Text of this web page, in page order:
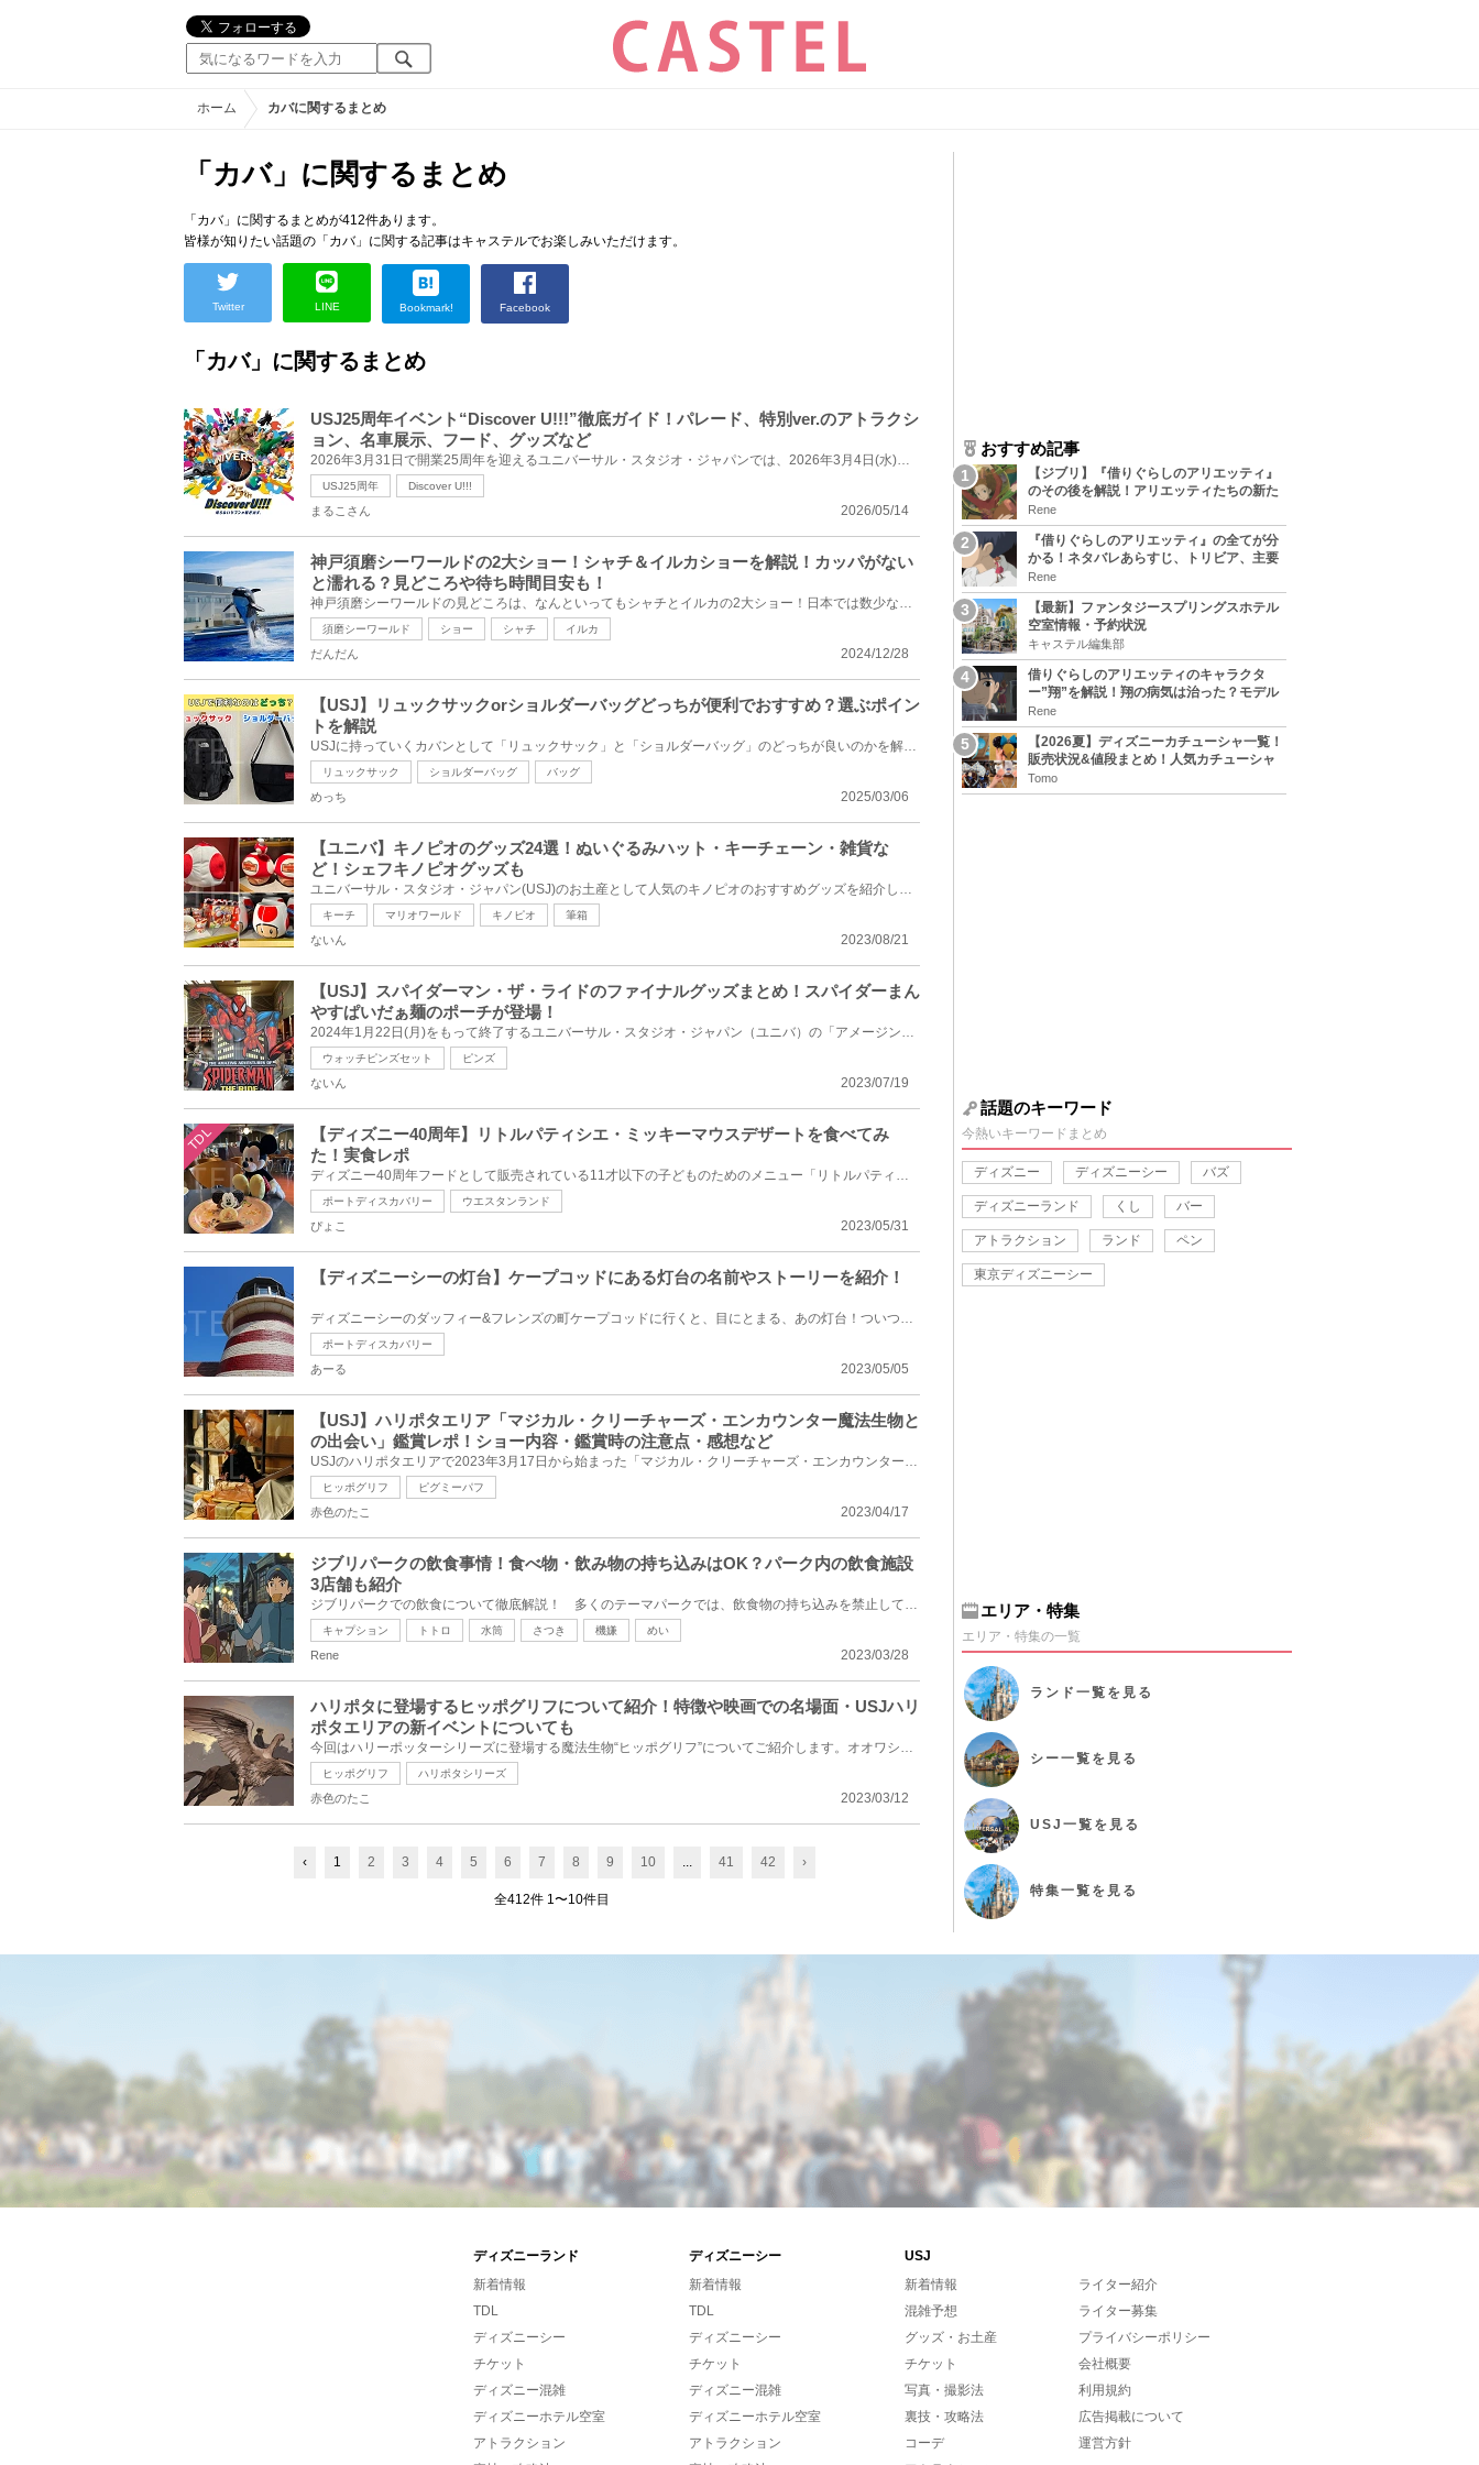
ホーム カバに関するまとめ
「カバ」に関するまとめ
「カバ」に関するまとめが412件あります。
皆様が知りたい話題の「カバ」に関する記事はキャステルでお楽しみいただけます。
Twitter LINE Bookmark! Facebook
「カバ」に関するまとめ
USJ25周年イベント“Discover U!!!”徹底ガイド！パレード、特別ver.のアトラクシ
ョン、名車展示、フード、グッズなど
2026年3月31日で開業25周年を迎えるユニバーサル・スタジオ・ジャパンでは、2026年3月4日(水)〜2027年3...
USJ25周年 Discover U!!!
2026/05/14
まるこさん
神戸須磨シーワールドの2大ショー！シャチ＆イルカショーを解説！カッパがない
と濡れる？見どころや待ち時間目安も！
神戸須磨シーワールドの見どころは、なんといってもシャチとイルカの2大ショー！日本では数少ないシャチ...
須磨シーワールド ショー シャチ イルカ
2024/12/28
だんだん
【USJ】リュックサックorショルダーバッグどっちが便利でおすすめ？選ぶポイン
トを解説
USJに持っていくカバンとして「リュックサック」と「ショルダーバッグ」のどっちが良いのかを解説！荷物...
リュックサック ショルダーバッグ バッグ
2025/03/06
めっち
【ユニバ】キノピオのグッズ24選！ぬいぐるみハット・キーチェーン・雑貨な
ど！シェフキノピオグッズも
ユニバーサル・スタジオ・ジャパン(USJ)のお土産として人気のキノピオのおすすめグッズを紹介します。キ...
キーチ マリオワールド キノピオ 筆箱
2023/08/21
ないん
【USJ】スパイダーマン・ザ・ライドのファイナルグッズまとめ！スパイダーまん
やすぱいだぁ麺のポーチが登場！
2024年1月22日(月)をもって終了するユニバーサル・スタジオ・ジャパン（ユニバ）の「アメージング・アド...
ウォッチピンズセット ピンズ
2023/07/19
ないん
TDL
【ディズニー40周年】リトルパティシエ・ミッキーマウスデザートを食べてみ
た！実食レポ
ディズニー40周年フードとして販売されている11才以下の子どものためのメニュー「リトルパティシエ・ミ...
ポートディスカバリー ウエスタンランド
2023/05/31
ぴょこ
【ディズニーシーの灯台】ケープコッドにある灯台の名前やストーリーを紹介！
ディズニーシーのダッフィー&フレンズの町ケープコッドに行くと、目にとまる、あの灯台！ついつい気にな...
ポートディスカバリー
2023/05/05
あーる
【USJ】ハリポタエリア「マジカル・クリーチャーズ・エンカウンター魔法生物と
の出会い」鑑賞レポ！ショー内容・鑑賞時の注意点・感想など
USJのハリポタエリアで2023年3月17日から始まった「マジカル・クリーチャーズ・エンカウンター～魔法生...
ヒッポグリフ ピグミーパフ
2023/04/17
赤色のたこ
ジブリパークの飲食事情！食べ物・飲み物の持ち込みはOK？パーク内の飲食施設
3店舗も紹介
ジブリパークでの飲食について徹底解説！ 多くのテーマパークでは、飲食物の持ち込みを禁止しています...
キャプション トトロ 水筒 さつき 機嫌 めい
2023/03/28
Rene
ハリポタに登場するヒッポグリフについて紹介！特徴や映画での名場面・USJハリ
ポタエリアの新イベントについても
今回はハリーポッターシリーズに登場する魔法生物“ヒッポグリフ”についてご紹介します。オオワシの頭に...
ヒッポグリフ ハリポタシリーズ
2023/03/12
赤色のたこ
‹ 1 2 3 4 5 6 7 8 9 10 ... 41 42 ›
全412件 1〜10件目
おすすめ記事
【ジブリ】『借りぐらしのアリエッティ』
のその後を解説！アリエッティたちの新た
な住処は？翔の病気は治る？
Rene
『借りぐらしのアリエッティ』の全てが分
かる！ネタバレあらすじ、トリビア、主要
キャラまとめ！
Rene
【最新】ファンタジースプリングスホテル
空室情報・予約状況
キャステル編集部
借りぐらしのアリエッティのキャラクタ
ー”翔”を解説！翔の病気は治った？モデル
は誰？
Rene
【2026夏】ディズニーカチューシャ一覧！
販売状況&値段まとめ！人気カチューシャ
をチェック
Tomo
話題のキーワード
今熱いキーワードまとめ
ディズニー ディズニーシー バズ
ディズニーランド くし バー
アトラクション ランド ペン
東京ディズニーシー
エリア・特集
エリア・特集の一覧
ランド 一覧を見る
シー一覧を見る
USJ 一覧を見る
特集一覧を見る
ディズニーランド ディズニーシー
USJ
新着情報
TDL
ディズニーシー
チケット
ディズニー混雑
ディズニーホテル空室
アトラクション
新着情報
TDL
ディズニーシー
チケット
ディズニー混雑
ディズニーホテル空室
アトラクション
新着情報
混雑予想
グッズ・お土産
チケット
写真・撮影法
裏技・攻略法
コーデ
ライター紹介
ライター募集
プライバシーポリシー
会社概要
利用規約
広告掲載について
運営方針